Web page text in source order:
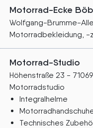
Motorrad-Ecke
Wolfgang-Brumme-
Motorradbekleidung, -
Motorrad-Studio
Höhenstraße 23 -
Motorradstudio
Integralhelme
Technisches